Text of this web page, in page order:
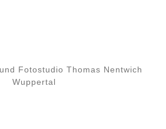
Fotostudio Thomas Nentwich
Wuppertal